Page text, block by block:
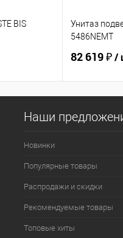
BIS
Унитаз
5486NEMT
82 619 ₽/
Наши
Новинки
Популярные товары
Распродажи и скидки
Рекомендуемые товары
Топовые хиты